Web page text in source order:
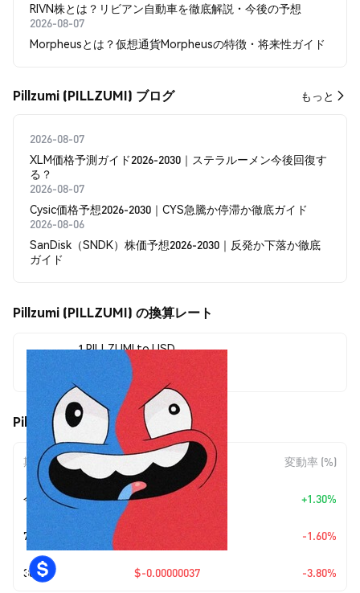
RIVN株とは？リビアン自動車を徹底解説・今後の予想
2026-08-07
Morpheusとは？仮想通貨Morpheusの特徴・将来性ガイド
Pillzumi (PILLZUMI) ブログ もっと
2026-08-07
XLM価格予測ガイド2026-2030｜ステラルーメン今後回復す
る？
2026-08-07
Cysic価格予想2026-2030｜CYS急騰か停滞か徹底ガイド
2026-08-06
SanDisk（SNDK）株価予想2026-2030｜反発か下落か徹底
ガイド
Pillzumi (PILLZUMI) の換算レート
1 PILLZUMI to USD
$0.00000941
Pillzumi (PILLZUMI) の価格変動
期間 金額変動 変動率 (%)
今日 +$0.00000012 +1.30%
7日 -1.60%
30日 $-0.00000037 -3.80%